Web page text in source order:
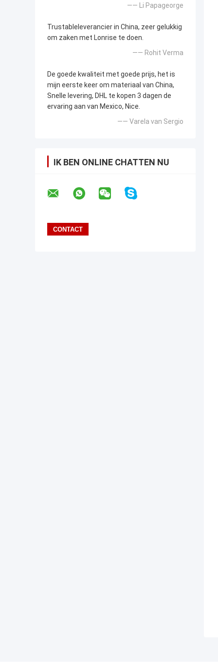
—— Li Papageorge
Trustableleverancier in China, zeer gelukkig
om zaken met Lonrise te doen.
—— Rohit Verma
De goede kwaliteit met goede prijs, het is
mijn eerste keer om materiaal van China,
Snelle levering, DHL te kopen 3 dagen de
ervaring aan van Mexico, Nice.
—— Varela van Sergio
IK BEN ONLINE CHATTEN NU